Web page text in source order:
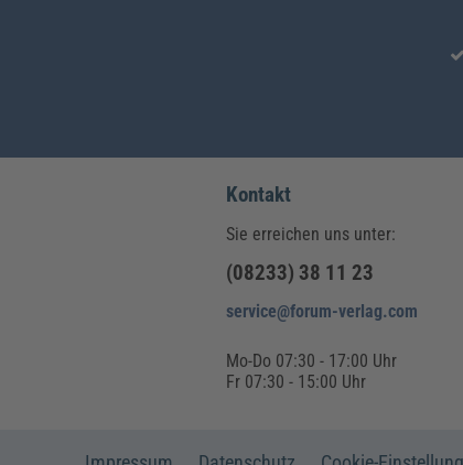
Kontakt
Sie erreichen uns unter:
(08233) 38 11 23
service@forum-verlag.com
Mo-Do 07:30 - 17:00 Uhr
Fr 07:30 - 15:00 Uhr